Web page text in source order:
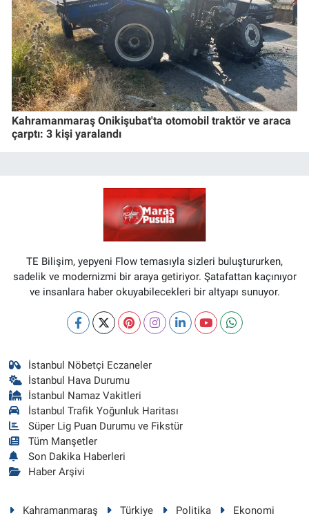
Kahramanmaraş Onikişubat'ta otomobil traktör ve araca
çarptı: 3 kişi yaralandı
TE Bilişim, yepyeni Flow temasıyla sizleri buluştururken,
sadelik ve modernizmi bir araya getiriyor. Şatafattan kaçınıyor
ve insanlara haber okuyabilecekleri bir altyapı sunuyor.
İstanbul Nöbetçi Eczaneler
İstanbul Hava Durumu
İstanbul Namaz Vakitleri
İstanbul Trafik Yoğunluk Haritası
Süper Lig Puan Durumu ve Fikstür
Tüm Manşetler
Son Dakika Haberleri
Haber Arşivi
Kahramanmaraş Türkiye Politika Ekonomi